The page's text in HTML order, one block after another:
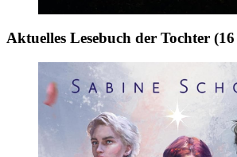
Aktuelles Lesebuch der Tochter